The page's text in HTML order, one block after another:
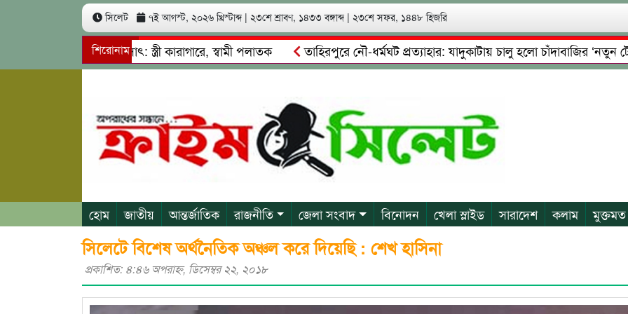
সিলেট ৭ই আগস্ট, ২০২৬ খ্রিস্টাব্দ | ২৩শে শ্রাবণ, ১৪৩৩ বঙ্গাব্দ | ২৩শে সফর, ১৪৪৮ হিজরি
শিরোনাম
টাকা আত্মসাৎ: স্ত্রী কারাগারে, স্বামী পলাতক তাহিরপুরে নৌ-ধর্মঘট প্রত্যাহার: যাদুকাটায় চালু হলো চাঁদাবাজির ‘নতুন টোল’!
ও শ্রমিকদের মারধর
নগরীতে কোটি টাকার সম্পত্তি দখলের চেষ্টা: গ্রেফতারের পর জামিনে মূক্ত রাসেল, আতঙ্কে পরিবার
হোম জাতীয় আন্তর্জাতিক রাজনীতি জেলা সংবাদ বিনোদন খেলা স্লাইড সারাদেশ কলাম মুক্তমত
সিলেটে বিশেষ অর্থনৈতিক অঞ্চল করে দিয়েছি : শেখ হাসিনা
প্রকাশিত: ৪:৪৬ অপরাহ্ণ, ডিসেম্বর ২২, ২০১৮